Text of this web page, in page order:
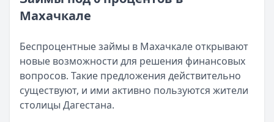
Читать статью
Кратко:Разбираем, как вернуть переплату или
Категория:МФО
Читать новость
Срочный микрозайм 15 000 ₽ на карту: свежая
Кратко:Нужны 15 000 рублей на карту прямо сегодня?
Опубликовано:5 декабря 2025 г.
Махачкале
Беспроцентные займы в Махачкале открывают
новые возможности для решения финансовых
вопросов. Такие предложения действительно
существуют, и ими активно пользуются жители
столицы Дагестана.